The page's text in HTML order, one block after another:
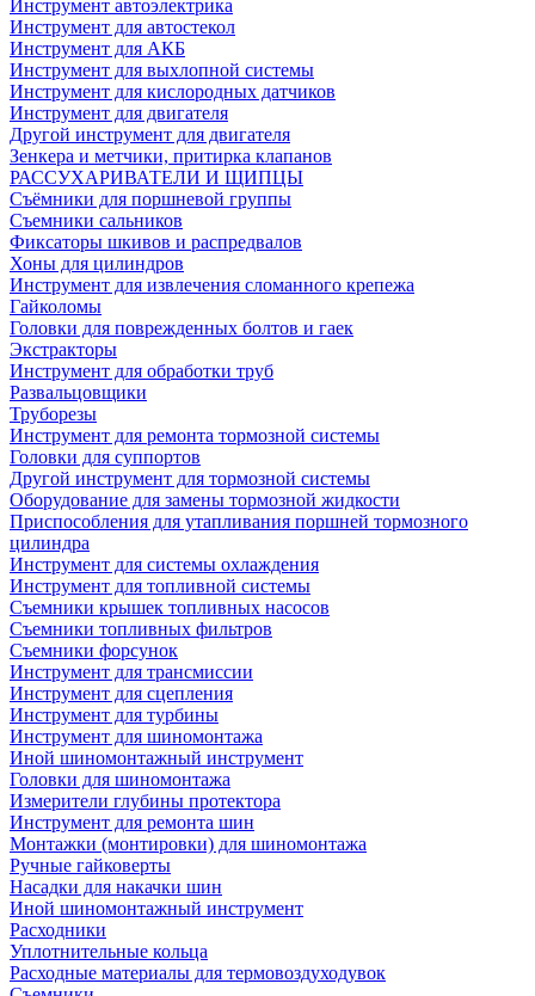
Инструмент автоэлектрика
Инструмент для автостекол
Инструмент для АКБ
Инструмент для выхлопной системы
Инструмент для кислородных датчиков
Инструмент для двигателя
Другой инструмент для двигателя
Зенкера и метчики, притирка клапанов
РАССУХАРИВАТЕЛИ И ЩИПЦЫ
Съёмники для поршневой группы
Съемники сальников
Фиксаторы шкивов и распредвалов
Хоны для цилиндров
Инструмент для извлечения сломанного крепежа
Гайколомы
Головки для поврежденных болтов и гаек
Экстракторы
Инструмент для обработки труб
Развальцовщики
Труборезы
Инструмент для ремонта тормозной системы
Головки для суппортов
Другой инструмент для тормозной системы
Оборудование для замены тормозной жидкости
Приспособления для утапливания поршней тормозного
цилиндра
Инструмент для системы охлаждения
Инструмент для топливной системы
Съемники крышек топливных насосов
Съемники топливных фильтров
Съемники форсунок
Инструмент для трансмиссии
Инструмент для сцепления
Инструмент для турбины
Инструмент для шиномонтажа
Иной шиномонтажный инструмент
Головки для шиномонтажа
Измерители глубины протектора
Инструмент для ремонта шин
Монтажки (монтировки) для шиномонтажа
Ручные гайковерты
Насадки для накачки шин
Иной шиномонтажный инструмент
Расходники
Уплотнительные кольца
Расходные материалы для термовоздуходувок